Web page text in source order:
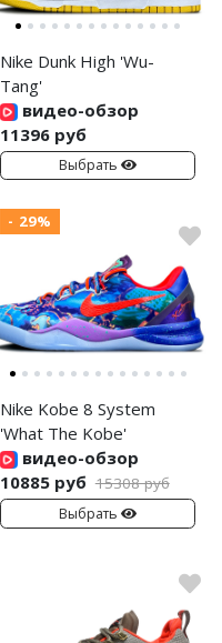
Nike Dunk High 'Wu-
Tang'
видео-обзор
11396 руб
Выбрать
- 29%
Nike Kobe 8 System
'What The Kobe'
видео-обзор
10885 руб 15308 руб
Выбрать